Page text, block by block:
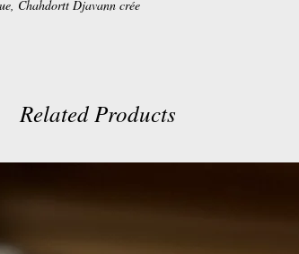
Chahdortt Djavann crée
Related Products